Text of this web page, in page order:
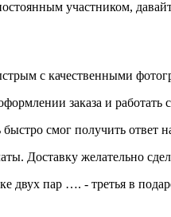
участником,
с качественными
заказа и
смог получить ответ
Доставку желательно
пар …. - третья в